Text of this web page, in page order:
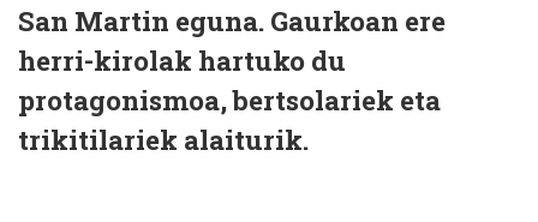
San Martin eguna. Gaurkoan ere
herri-kirolak hartuko du
protagonismoa, bertsolariek eta
trikitilariek alaiturik.